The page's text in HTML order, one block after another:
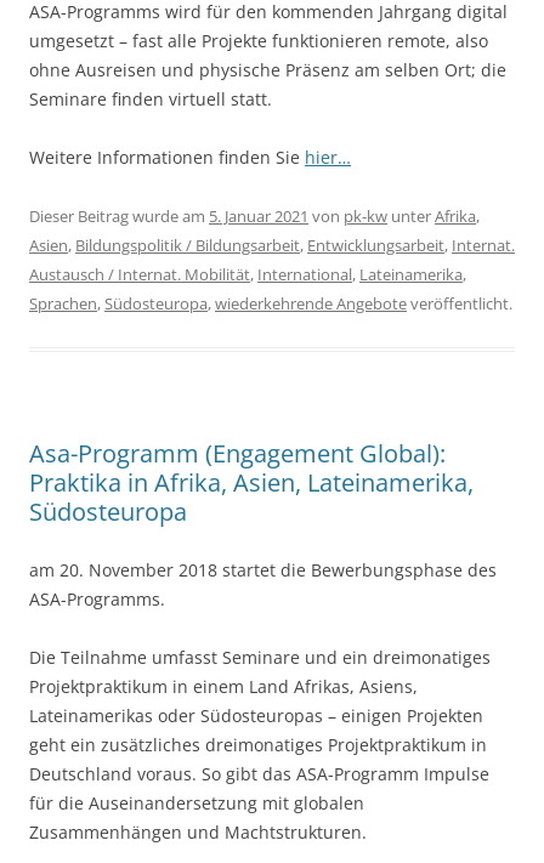
ASA-Programms wird für den kommenden Jahrgang digital
umgesetzt – fast alle Projekte funktionieren remote, also
ohne Ausreisen und physische Präsenz am selben Ort; die
Seminare finden virtuell statt.
Weitere Informationen finden Sie hier…
Dieser Beitrag wurde am 5. Januar 2021 von pk-kw unterAfrika,
Asien, Bildungspolitik / Bildungsarbeit, Entwicklungsarbeit, Internat.
Austausch / Internat. Mobilität, International, Lateinamerika,
Sprachen,Südosteuropa,wiederkehrende Angeboteveröffentlicht.
Asa-Programm (Engagement Global):
Praktika in Afrika, Asien, Lateinamerika,
Südosteuropa
am 20. November 2018 startet die Bewerbungsphase des
ASA-Programms.
Die Teilnahme umfasst Seminare und ein dreimonatiges
Projektpraktikum in einem Land Afrikas, Asiens,
Lateinamerikas oder Südosteuropas – einigen Projekten
geht ein zusätzliches dreimonatiges Projektpraktikum in
Deutschland voraus. So gibt das ASA-Programm Impulse
für die Auseinandersetzung mit globalen
Zusammenhängen und Machtstrukturen.